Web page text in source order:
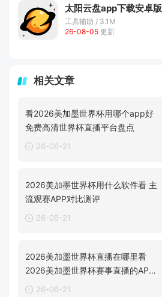
太阳云盘app下载安卓版
工具辅助 / 3.1M
26-08-05 更新
相关文章
看2026美加墨世界杯用哪个app好
免费高清世界杯直播平台盘点
26-06-21
2026美加墨世界杯用什么软件看 主
流观赛APP对比测评
26-06-21
2026美加墨世界杯直播在哪里看
2026美加墨世界杯赛事直播的APP
汇 26-06-21